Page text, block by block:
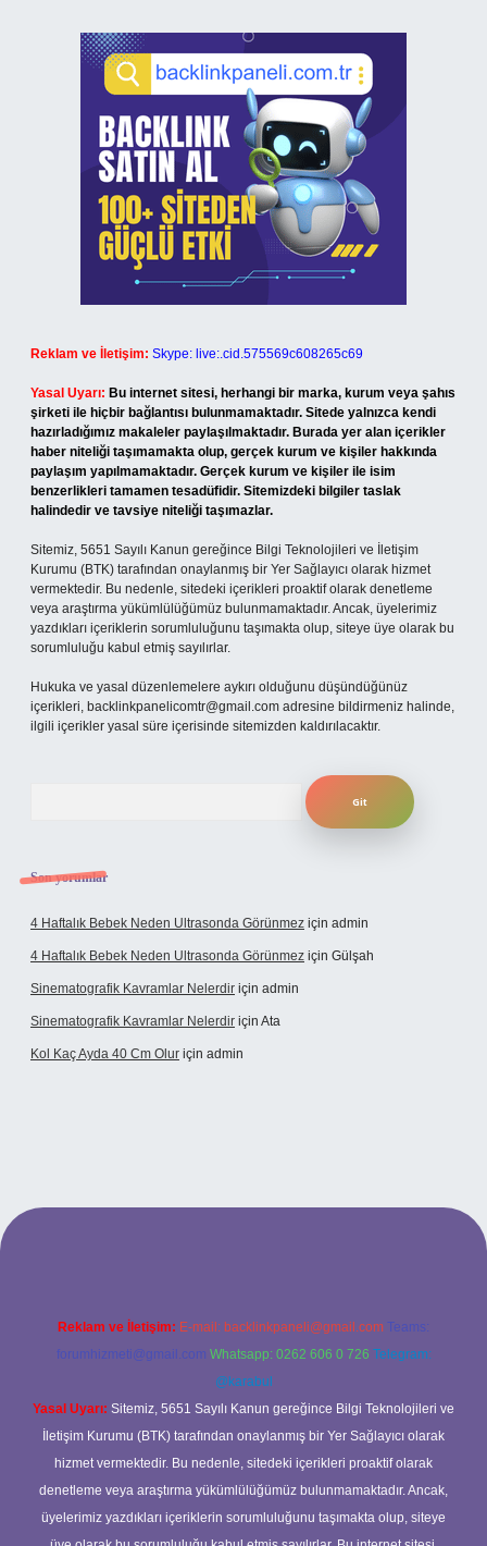
Reklam ve İletişim: Skype: live:.cid.575569c608265c69
Yasal Uyarı: Bu internet sitesi, herhangi bir marka, kurum veya şahıs
şirketi ile hiçbir bağlantısı bulunmamaktadır. Sitede yalnızca kendi
hazırladığımız makaleler paylaşılmaktadır. Burada yer alan içerikler
haber niteliği taşımamakta olup, gerçek kurum ve kişiler hakkında
paylaşım yapılmamaktadır. Gerçek kurum ve kişiler ile isim
benzerlikleri tamamen tesadüfidir. Sitemizdeki bilgiler taslak
halindedir ve tavsiye niteliği taşımazlar.
Sitemiz, 5651 Sayılı Kanun gereğince Bilgi Teknolojileri ve İletişim
Kurumu (BTK) tarafından onaylanmış bir Yer Sağlayıcı olarak hizmet
vermektedir. Bu nedenle, sitedeki içerikleri proaktif olarak denetleme
veya araştırma yükümlülüğümüz bulunmamaktadır. Ancak, üyelerimiz
yazdıkları içeriklerin sorumluluğunu taşımakta olup, siteye üye olarak bu
sorumluluğu kabul etmiş sayılırlar.
Hukuka ve yasal düzenlemelere aykırı olduğunu düşündüğünüz
içerikleri, backlinkpanelicomtr@gmail.com adresine bildirmeniz halinde,
ilgili içerikler yasal süre içerisinde sitemizden kaldırılacaktır.
Son yorumlar
4 Haftalık Bebek Neden Ultrasonda Görünmez için admin
4 Haftalık Bebek Neden Ultrasonda Görünmez için Gülşah
Sinematografik Kavramlar Nelerdir için admin
Sinematografik Kavramlar Nelerdir için Ata
Kol Kaç Ayda 40 Cm Olur için admin
Reklam ve İletişim: E-mail: backlinkpaneli@gmail.com Teams:
forumhizmeti@gmail.com Whatsapp: 0262 606 0 726 Telegram:
@karabul
Yasal Uyarı: Sitemiz, 5651 Sayılı Kanun gereğince Bilgi Teknolojileri ve
İletişim Kurumu (BTK) tarafından onaylanmış bir Yer Sağlayıcı olarak
hizmet vermektedir. Bu nedenle, sitedeki içerikleri proaktif olarak
denetleme veya araştırma yükümlülüğümüz bulunmamaktadır. Ancak,
üyelerimiz yazdıkları içeriklerin sorumluluğunu taşımakta olup, siteye